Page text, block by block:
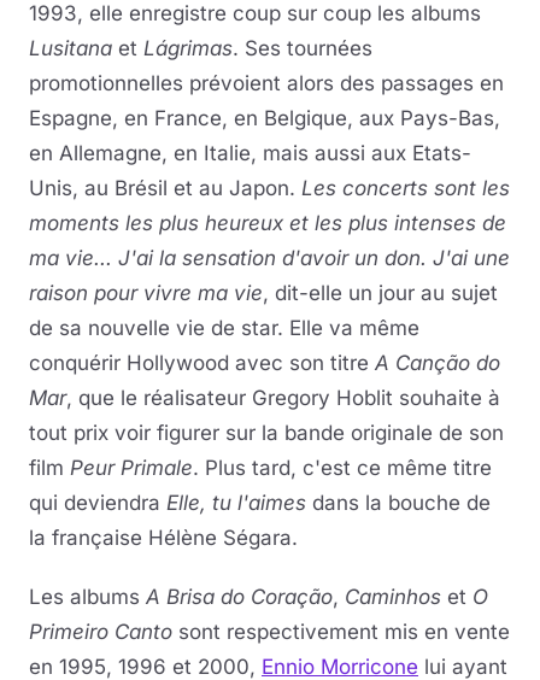
1993, elle enregistre coup sur coup les albums
Lusitana et Lágrimas. Ses tournées
promotionnelles prévoient alors des passages en
Espagne, en France, en Belgique, aux Pays-Bas,
en Allemagne, en Italie, mais aussi aux Etats-
Unis, au Brésil et au Japon. Les concerts sont les
moments les plus heureux et les plus intenses de
ma vie... J'ai la sensation d'avoir un don. J'ai une
raison pour vivre ma vie, dit-elle un jour au sujet
de sa nouvelle vie de star. Elle va même
conquérir Hollywood avec son titre A Canção do
Mar, que le réalisateur Gregory Hoblit souhaite à
tout prix voir figurer sur la bande originale de son
film Peur Primale. Plus tard, c'est ce même titre
qui deviendra Elle, tu l'aimes dans la bouche de
la française Hélène Ségara.
Les albums A Brisa do Coração, Caminhos et O
Primeiro Canto sont respectivement mis en vente
en 1995, 1996 et 2000, Ennio Morricone lui ayant